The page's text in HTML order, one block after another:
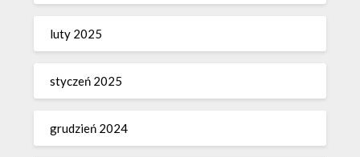
luty 2025
styczeń 2025
grudzień 2024